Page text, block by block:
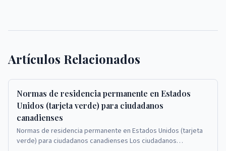
Artículos Relacionados
Normas de residencia permanente en Estados
Unidos (tarjeta verde) para ciudadanos
canadienses
Normas de residencia permanente en Estados Unidos (tarjeta
verde) para ciudadanos canadienses Los ciudadanos